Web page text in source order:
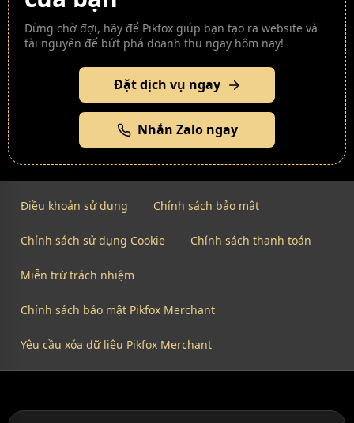
Đừng chờ đợi, hãy để Pikfox giúp bạn tạo ra website và
tài nguyên để bứt phá doanh thu ngay hôm nay!
Đặt dịch vụ ngay
Nhắn Zalo ngay
Điều khoản sử dụng Chính sách bảo mật
Chính sách sử dụng Cookie Chính sách thanh toán
Miễn trừ trách nhiệm
Chính sách bảo mật Pikfox Merchant
Yêu cầu xóa dữ liệu Pikfox Merchant